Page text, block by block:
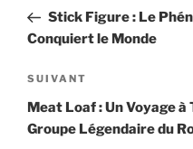
l’article
précédent
Stick Figure : Le
Conquiert le Monde
Article
suivant
SUIVANT
Meat Loaf : Un Voyage à
Groupe Légendaire du